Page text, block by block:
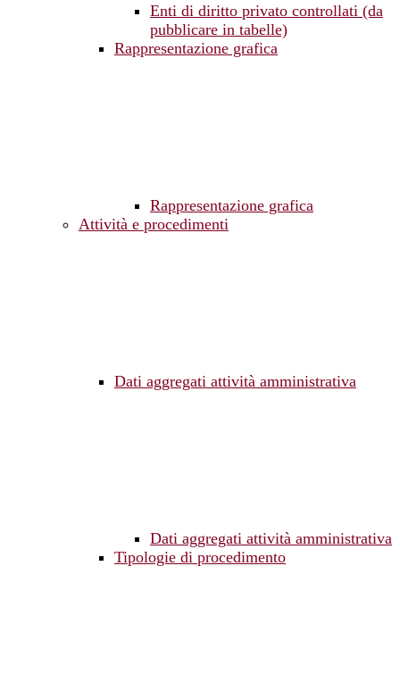
Enti di diritto privato controllati (da
pubblicare in tabelle)
Rappresentazione grafica
Rappresentazione grafica
Attività e procedimenti
Dati aggregati attività amministrativa
Dati aggregati attività amministrativa
Tipologie di procedimento